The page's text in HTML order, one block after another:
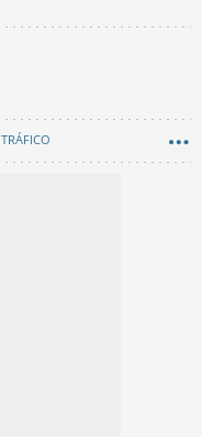
TRÁFICO